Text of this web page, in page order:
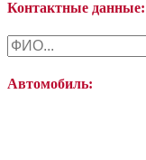
Контактные данные:
Автомобиль: